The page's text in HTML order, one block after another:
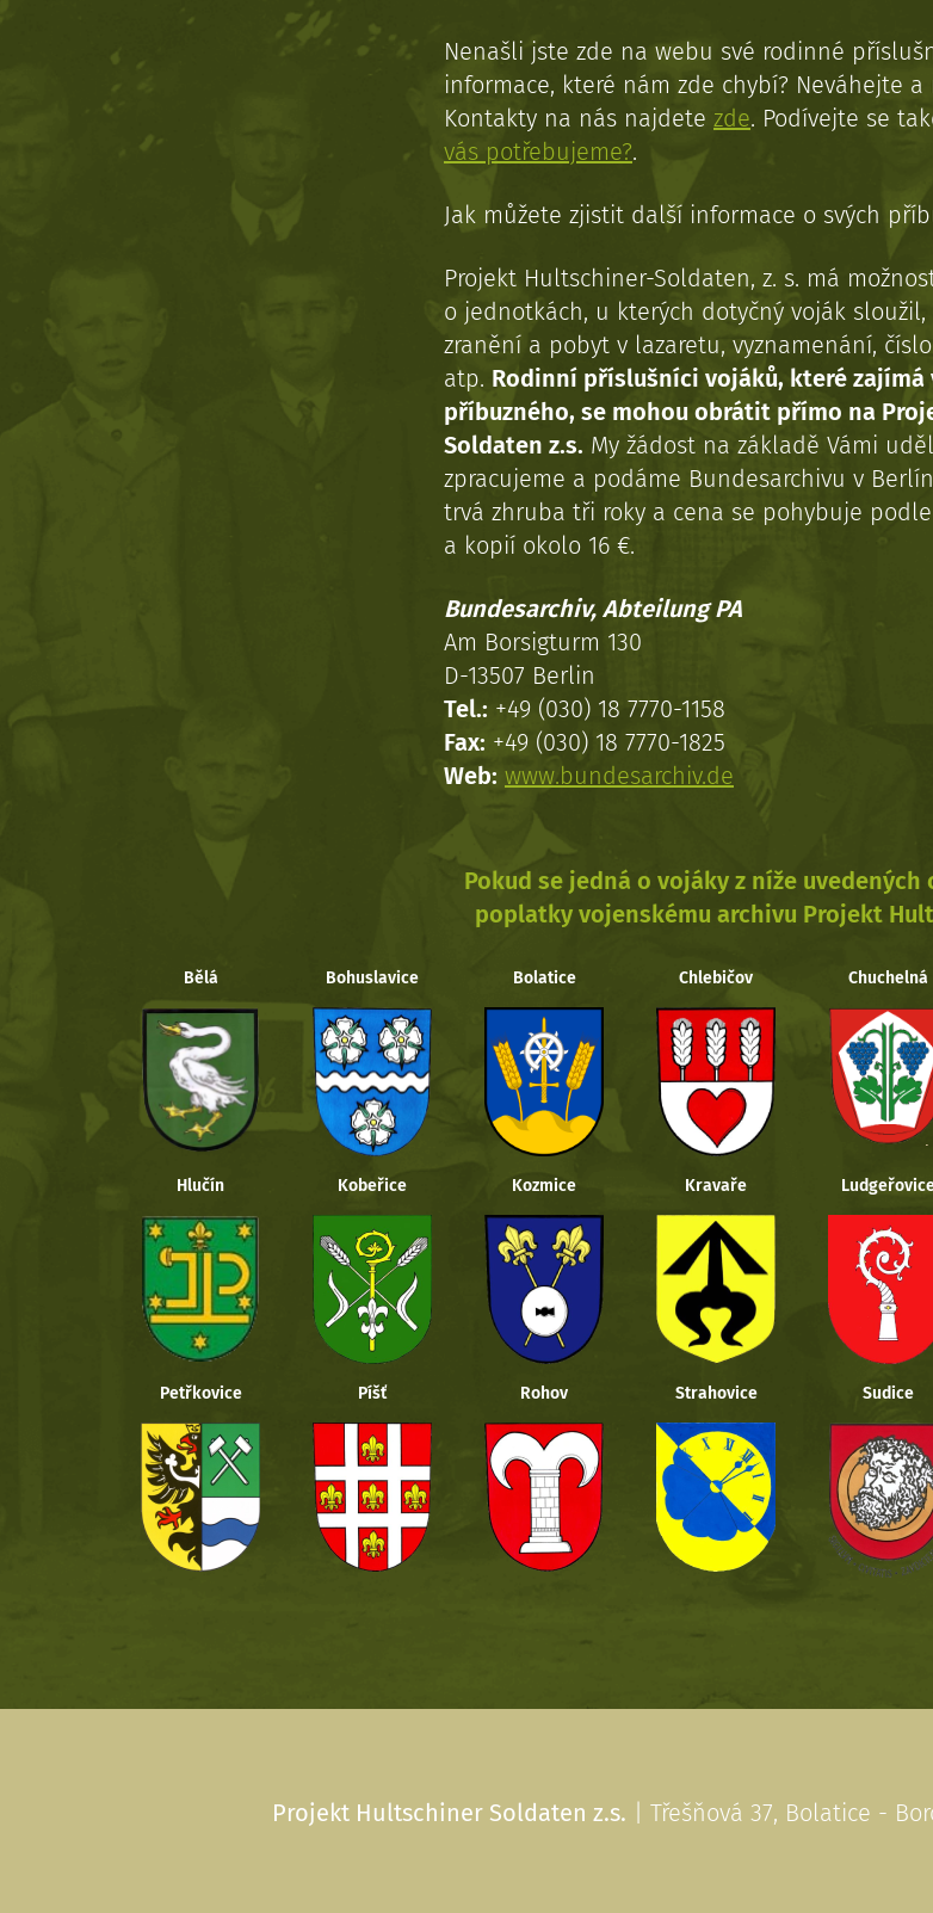
Nenašli jste zde na webu své rodinné
informace, které nám zde chybí? Neváhejte
Kontakty na nás najdete zde. Podívejte se
vás potřebujeme?.
Jak můžete zjistit další informace o svých
Projekt Hultschiner-Soldaten, z. s. má
o jednotkách, u kterých dotyčný voják
zranění a pobyt v lazaretu, vyznamenání,
atp. Rodinní příslušníci vojáků, které zajímá
příbuzného, se mohou obrátit přímo na
Soldaten z.s. My žádost na základě Vámi
zpracujeme a podáme Bundesarchivu v
trvá zhruba tři roky a cena se pohybuje
a kopií okolo 16 €.
Bundesarchiv, Abteilung PA
Am Borsigturm 130
D-13507 Berlin
Tel.: +49 (030) 18 7770-1158
Fax: +49 (030) 18 7770-1825
Web: www.bundesarchiv.de
Pokud se jedná o vojáky z níže
poplatky vojenskému archivu Projekt
Bělá Bohuslavice Bolatice Chlebičov Chuchelná
Hlučín Kobeřice Kozmice Kravaře
Petřkovice Píšť Rohov Strahovice Sudice
Projekt Hultschiner Soldaten z.s. | Třešňová 37, Bolatice -